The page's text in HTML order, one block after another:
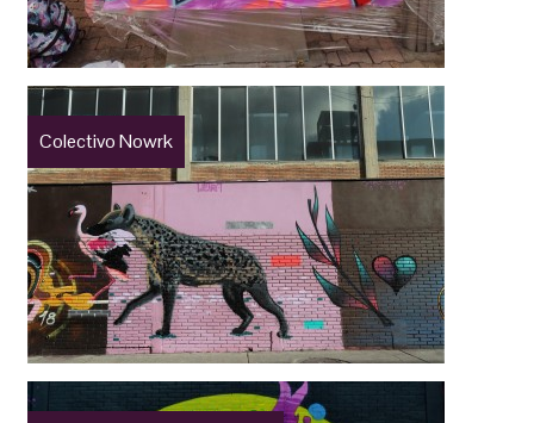
Colectivo Nowrk